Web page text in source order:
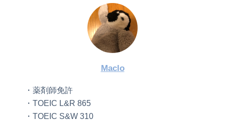
Maclo
・薬剤師免許
・TOEIC L&R 865
・TOEIC S&W 310